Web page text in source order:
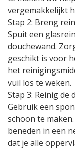
vergemakkelijkt
Stap 2: Breng
Spuit een
douchewand.
geschikt is voor
het
vuil los te weken.
Stap 3: Reinig de
Gebruik een
schoon te
beneden in een
dat je alle